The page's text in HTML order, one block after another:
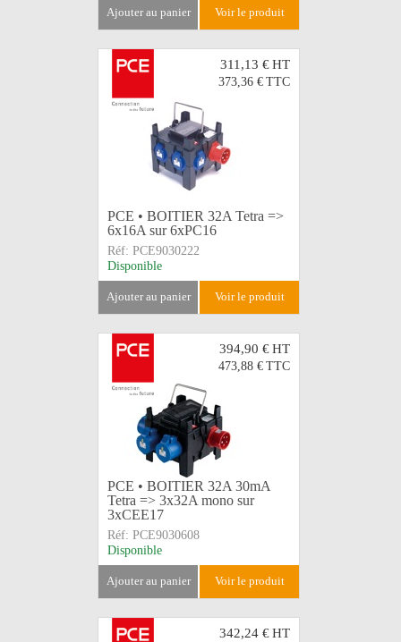
ajouter au panier voir le produit
311,13 €HT
373,36 € TTC
PCE • BOITIER 32A Tetra =>
6x16A sur 6xPC16
Réf: PCE9030222
Disponible
ajouter au panier voir le produit
394,90 €HT
473,88 € TTC
PCE • BOITIER 32A 30mA
Tetra => 3x32A mono sur
3xCEE17
Réf: PCE9030608
Disponible
ajouter au panier voir le produit
342,24 €HT